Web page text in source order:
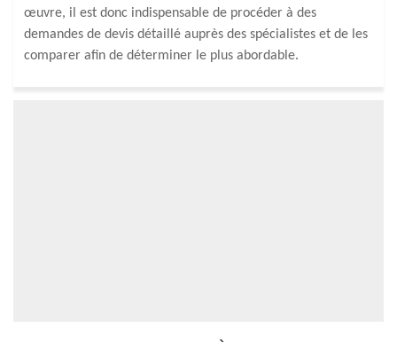
œuvre, il est donc indispensable de procéder à des
demandes de devis détaillé auprès des spécialistes et de les
comparer afin de déterminer le plus abordable.